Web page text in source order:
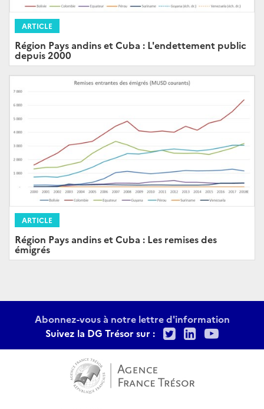
ARTICLE
Région Pays andins et Cuba : L'endettement public
depuis 2000
ARTICLE
Région Pays andins et Cuba : Les remises des
émigrés
Abonnez-vous à notre lettre d'information
Suivez la DG Trésor sur :
TwitterLinkedIn